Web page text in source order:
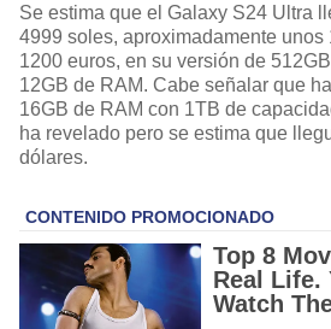
Se estima que el Galaxy S24 Ultra
4999 soles, aproximadamente unos
1200 euros, en su versión de
12GB de RAM. Cabe señalar que
16GB de RAM con 1TB de
ha revelado pero se estima que
dólares.